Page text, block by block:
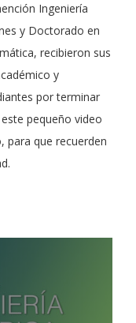
Ingeniería
y Doctorado en
recibieron sus
y
por terminar
pequeño video
para que recuerden